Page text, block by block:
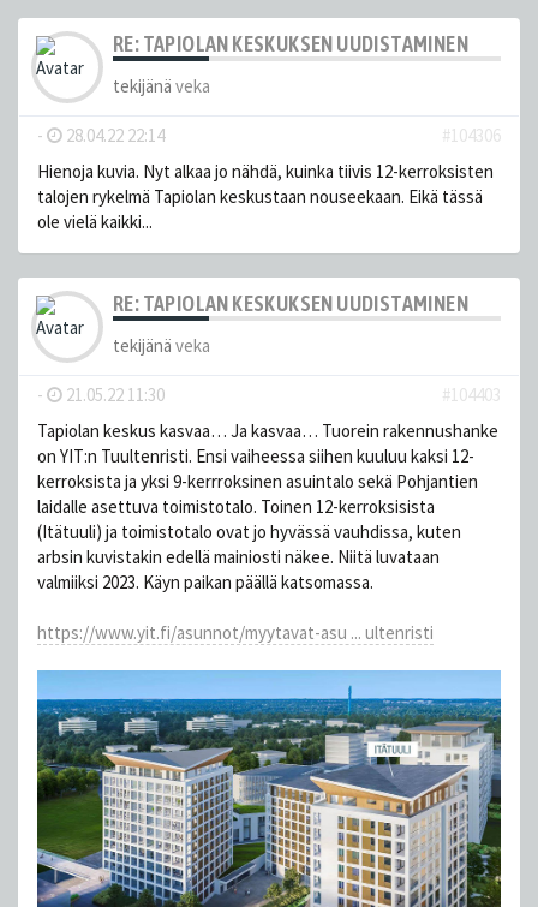
RE: TAPIOLAN KESKUKSEN UUDISTAMINEN
tekijänä veka
- 28.04.22 22:14
#104306
Hienoja kuvia. Nyt alkaa jo nähdä, kuinka tiivis 12-kerroksisten
talojen rykelmä Tapiolan keskustaan nouseekaan. Eikä tässä
ole vielä kaikki...
RE: TAPIOLAN KESKUKSEN UUDISTAMINEN
tekijänä veka
- 21.05.22 11:30
#104403
Tapiolan keskus kasvaa… Ja kasvaa… Tuorein rakennushanke
on YIT:n Tuultenristi. Ensi vaiheessa siihen kuuluu kaksi 12-
kerroksista ja yksi 9-kerrroksinen asuintalo sekä Pohjantien
laidalle asettuva toimistotalo. Toinen 12-kerroksisista
(Itätuuli) ja toimistotalo ovat jo hyvässä vauhdissa, kuten
arbsin kuvistakin edellä mainiosti näkee. Niitä luvataan
valmiiksi 2023. Käyn paikan päällä katsomassa.
https://www.yit.fi/asunnot/myytavat-asu ... ultenristi